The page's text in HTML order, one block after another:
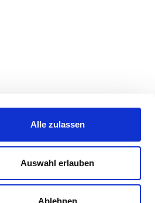
Alle zulassen
Auswahl erlauben
Ablehnen